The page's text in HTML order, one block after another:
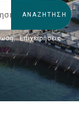
, Επιχειρήσεις